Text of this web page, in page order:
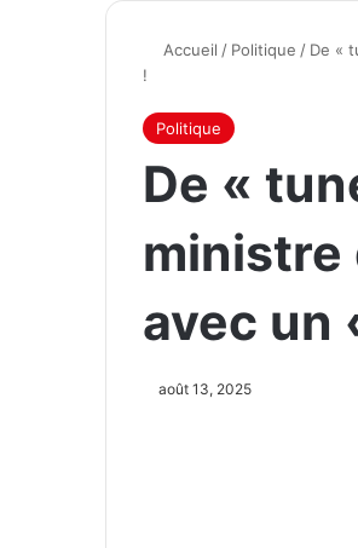
Accueil / Politique / De «
!
Politique
De «
ministre
avec un
août 13, 2025